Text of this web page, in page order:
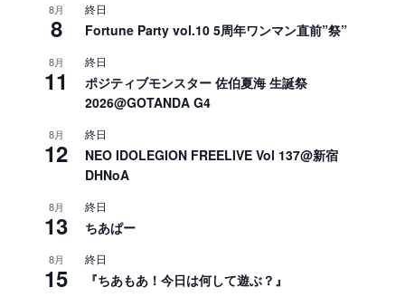
8月
8
終日
Fortune Party vol.10 5周年ワンマン直前”祭”
8月
11
終日
ポジティブモンスター 佐伯夏海 生誕祭
2026@GOTANDA G4
8月
12
終日
NEO IDOLEGION FREELIVE Vol 137@新宿
DHNoA
8月
13
終日
ちあぱー
8月
15
終日
『ちあもあ！今日は何して遊ぶ？』